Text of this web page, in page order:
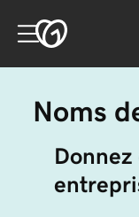
Noms
Donnez